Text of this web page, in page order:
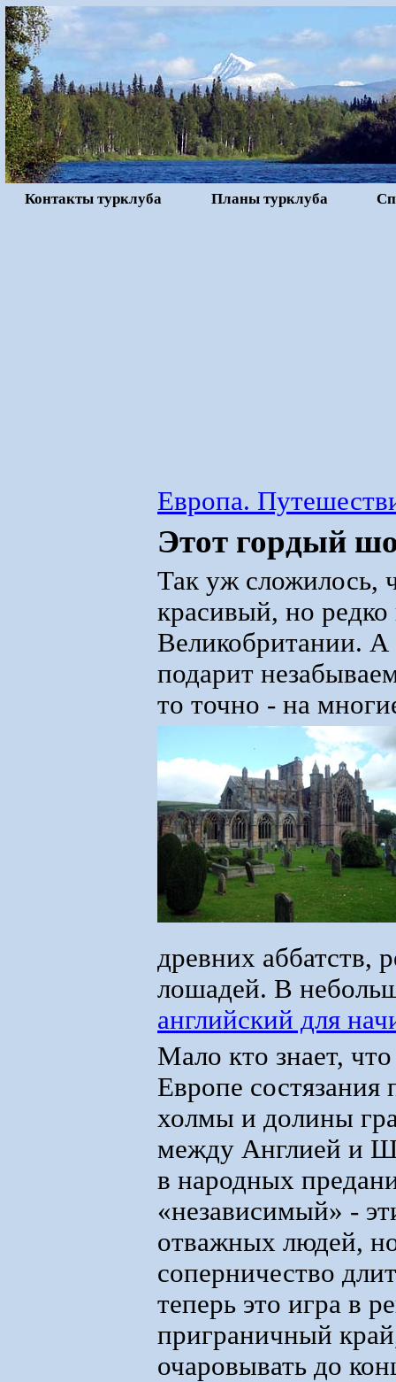
Контакты турклуба Планы турклуба
Европа.
Этот гордый
Так уж сложилось,
красивый, но
Великобритании. А
подарит
то точно - на
древних аббатств,
лошадей. В
английский для
Мало кто знает,
Европе состязания
холмы и долины
между Англией и
в народных
«независимый» -
отважных людей,
соперничество
теперь это игра в
приграничный
очаровывать до